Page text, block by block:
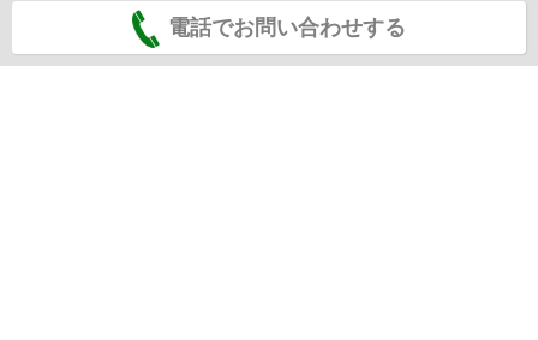
電話でお問い合わせする